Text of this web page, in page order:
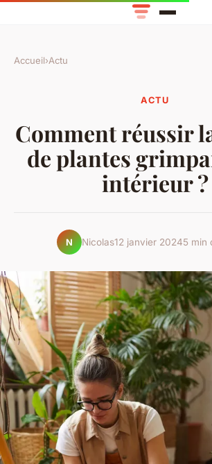
Accueil›Actu
ACTU
Comment réussir
de plantes
intérieur ?
N Nicolas12 janvier 20245 min